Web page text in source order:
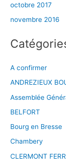
octobre 2017
novembre 2016
A confirmer
ANDREZIEUX
Assemblée
BELFORT
Bourg en Bresse
Chambery
CLERMONT